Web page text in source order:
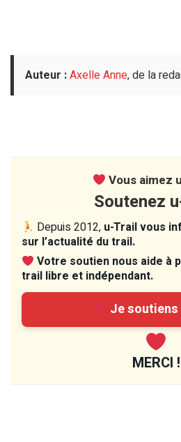
Auteur :Axelle Anne, de la
Vous aimez
Soutenez
Depuis 2012, u-Trail vous
sur l’actualité du trail.
Votre soutien nous aide à
trail libre et indépendant.
Je
MERCI !